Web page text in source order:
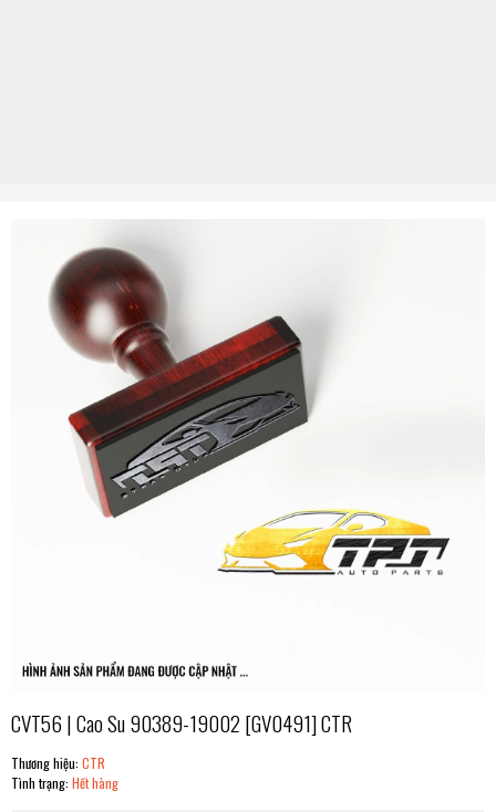
CVT56 | Cao Su 90389-19002 [GV0491] CTR
Thương hiệu: CTR
Tình trạng: Hết hàng